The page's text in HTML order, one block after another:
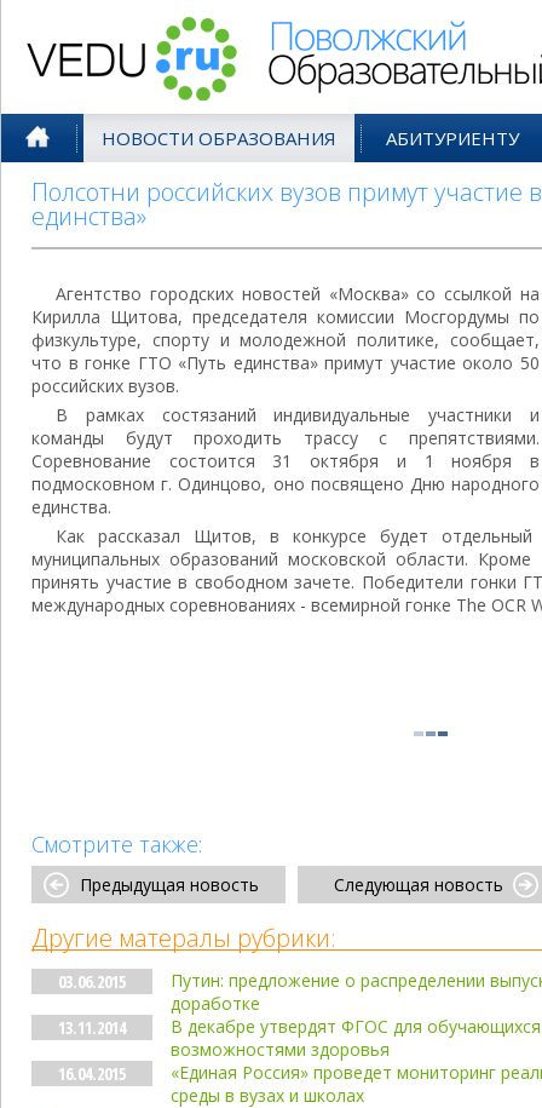
НОВОСТИ ОБРАЗОВАНИЯ АБИТУРИЕНТУ
Полсотни российских вузов примут участие
единства»
Агентство городских новостей «Москва» со ссылкой на
Кирилла Щитова, председателя комиссии Мосгордумы по
физкультуре, спорту и молодежной политике, сообщает,
что в гонке ГТО «Путь единства» примут участие около 50
российских вузов.
В рамках состязаний индивидуальные участники и
команды будут проходить трассу с препятствиями.
Соревнование состоится 31 октября и 1 ноября в
подмосковном г. Одинцово, оно посвящено Дню народного
единства.
Как рассказал Щитов, в конкурсе будет
муниципальных образований московской области.
принять участие в свободном зачете. Победители гонки
международных соревнованиях - всемирной гонке The OCR
Смотрите также:
Предыдущая новость Следующая новость
Другие матералы рубрики:
03.06.2015
Путин: предложение о распределении
доработке
13.11.2014
В декабре утвердят ФГОС для
возможностями здоровья
16.04.2015
«Единая Россия» проведет мониторинг
среды в вузах и школах